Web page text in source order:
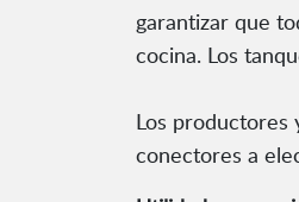
garantizar que
cocina. Los
Los productores
conectores a